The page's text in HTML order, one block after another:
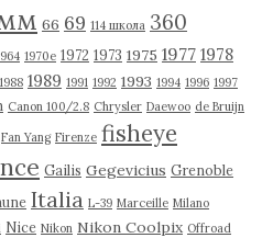
66 69 114 школа 360
1970е 1972 1973 1975 1977 1978
1988 1989 1991 1992 1993 1994 1996 1997
Canon 100/2.8 Chrysler Daewoo de Bruijn
Fan Yang Firenze fisheye
Gailis Gegevicius Grenoble
Italia L-39 Marceille Milano
Nice Nikon Nikon Coolpix Offroad